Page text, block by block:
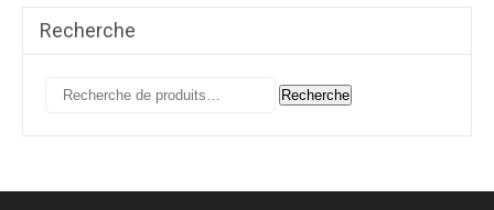
Recherche
Recherche
Recherche